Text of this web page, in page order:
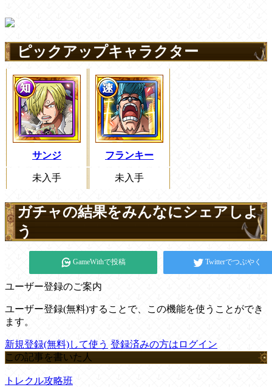
ピックアップキャラクター
サンジ フランキー
未入手 未入手
ガチャの結果をみんなにシェアしよ
う
GameWithで投稿 Twitterでつぶやく
ユーザー登録のご案内
ユーザー登録(無料)することで、この機能を使うことができ
ます。
新規登録(無料)して使う 登録済みの方はログイン
この記事を書いた人
トレクル攻略班